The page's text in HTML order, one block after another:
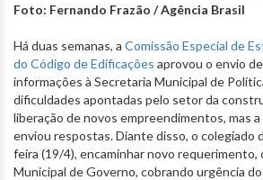
Foto: Fernando Frazão / Agência Brasil
Há duas semanas, a Comissão Especial de
do Código de Edificações aprovou o envio
informações à Secretaria Municipal de
dificuldades apontadas pelo setor da
liberação de novos empreendimentos, mas a
enviou respostas. Diante disso, o colegiado
feira (19/4), encaminhar novo requerimento,
Municipal de Governo, cobrando urgência